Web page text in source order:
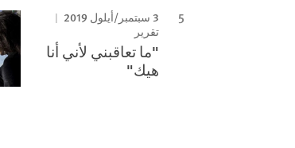
3 سبتمبر/أيلول 2019
تقرير
"ما تعاقبني لأني أنا
هيك"